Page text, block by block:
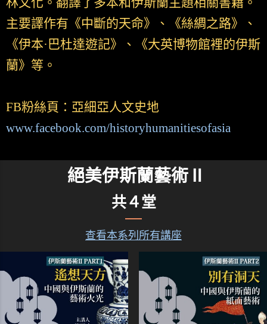
主要譯作有《中斷的天命》、《絲綢之路》、
《伊本·巴杜達遊記》、《大英博物館裡的伊斯
蘭》等。
FB粉絲頁：亞細亞人文史地
www.facebook.com/historyhumanitiesofasia
絕美伊斯蘭藝術Ⅱ
共４堂
查看本系列所有講座